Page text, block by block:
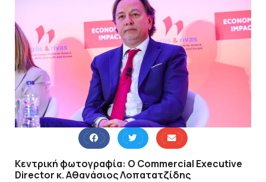
Κεντρική φωτογραφία: Ο Commercial Executive
Director κ. Αθανάσιος Λοπατατζίδης